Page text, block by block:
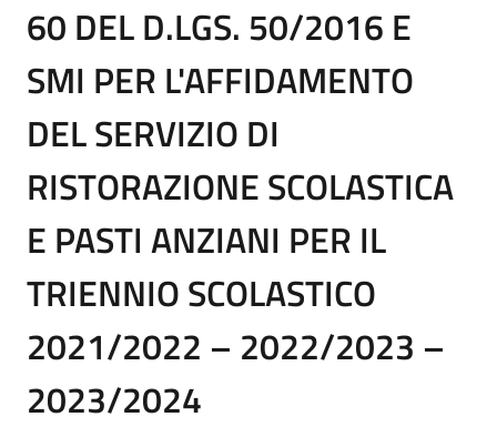
60 DEL D.LGS. 50/2016 E
SMI PER L'AFFIDAMENTO
DEL SERVIZIO DI
RISTORAZIONE SCOLASTICA
E PASTI ANZIANI PER IL
TRIENNIO SCOLASTICO
2021/2022 – 2022/2023 –
2023/2024